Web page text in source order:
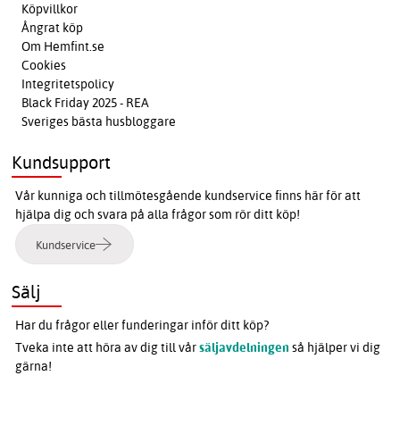
Köpvillkor
Ångrat köp
Om Hemfint.se
Cookies
Integritetspolicy
Black Friday 2025 - REA
Sveriges bästa husbloggare
Kundsupport
Vår kunniga och tillmötesgående kundservice finns här för att
hjälpa dig och svara på alla frågor som rör ditt köp!
Kundservice
Sälj
Har du frågor eller funderingar inför ditt köp?
Tveka inte att höra av dig till vårsäljavdelningen så hjälper vi dig
gärna!